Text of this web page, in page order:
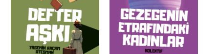
Detaylı
İncele
Detaylı
İncele